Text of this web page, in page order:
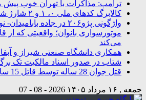
ترامپ: مذاکرات با تهران خوب پیش
کالابرگ کدهای ملی ۰، ۱ و ۲ شارژ شد
واژگونی پژو۲۰۶ در جاده بابامیدان- نورآباد با ۳ مصدوم
موتورسواری بانوان؛ واقعیتی که از
می‌کند
همکاری دانشگاه صنعتی شیراز و
شتاب در صدور اسناد مالکیت تک
قتل جوان 28 ساله توسط قاتل 15 ساله در کازرون
جمعه , ۱۶ مرداد ۱۴۰۵ 2026 - 08 - 07